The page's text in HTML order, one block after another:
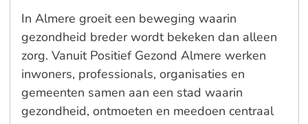
In Almere groeit een beweging waarin
gezondheid breder wordt bekeken dan alleen
zorg. Vanuit Positief Gezond Almere werken
inwoners, professionals, organisaties en
gemeenten samen aan een stad waarin
gezondheid, ontmoeten en meedoen centraal